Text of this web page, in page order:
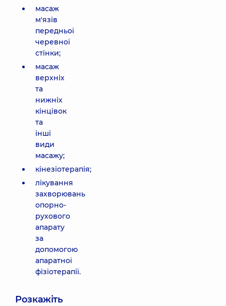
масаж
м'язів
передньої
черевної
стінки;
масаж
верхніх
та
нижніх
кінцівок
та
інші
види
масажу;
кінезіотерапія;
лікування
захворювань
опорно-
рухового
апарату
за
допомогою
апаратної
фізіотерапії.
Розкажіть